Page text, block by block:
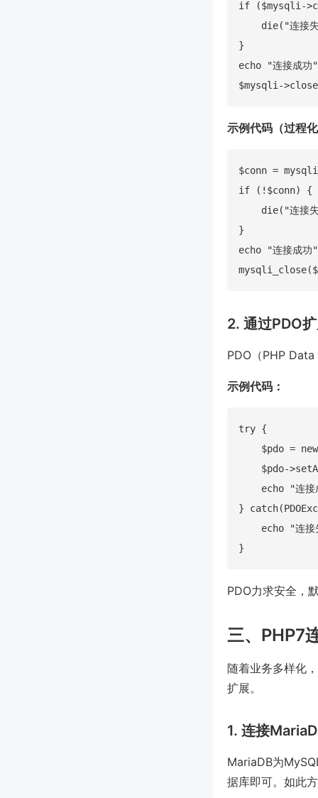
if ($mysqli-
die("连接
}
echo "连接成
示例代码（过程
$conn =
if (!$conn) {
die("连接
}
echo "连接成
2. 通过PDO
PDO（PHP
示例代码：
try {
$pdo =
$pdo-
echo "连接
}
echo "连
PDO力求安全，
三、PHP7
随着业务多样化
扩展。
1. 连接
MariaDB为
据库即可。如此